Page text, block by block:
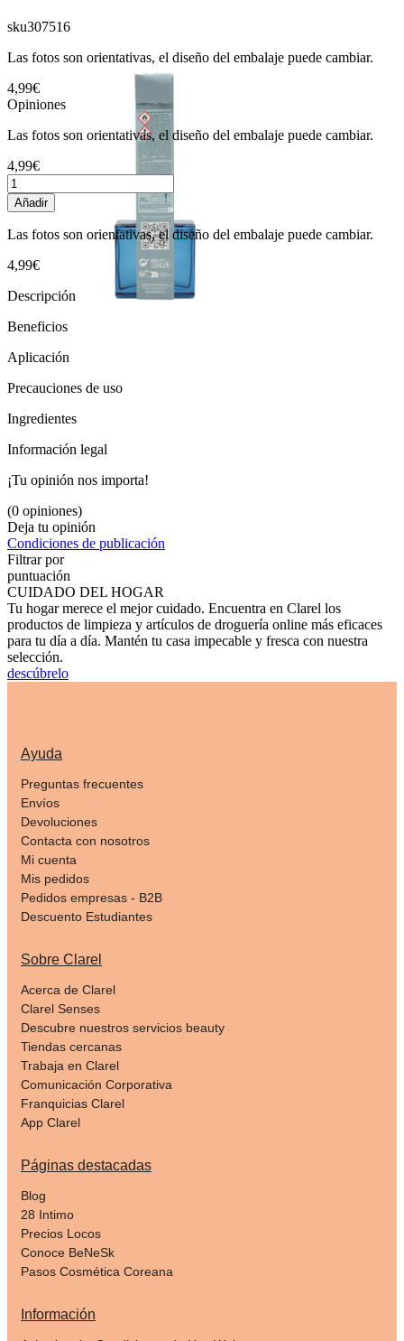
sku307516
Las fotos son orientativas, el diseño del embalaje puede cambiar.
4,99€
Opiniones
Las fotos son orientativas, el diseño del embalaje puede cambiar.
4,99€
Añadir
Las fotos son orientativas, el diseño del embalaje puede cambiar.
4,99€
Descripción
Beneficios
Aplicación
Precauciones de uso
Ingredientes
Información legal
¡Tu opinión nos importa!
(0 opiniones)
Deja tu opinión
Condiciones de publicación
Filtrar por
puntuación
CUIDADO DEL HOGAR
Tu hogar merece el mejor cuidado. Encuentra en Clarel los
productos de limpieza y artículos de droguería online más eficaces
para tu día a día. Mantén tu casa impecable y fresca con nuestra
selección.
descúbrelo
Ayuda
Preguntas frecuentes
Envíos
Devoluciones
Contacta con nosotros
Mi cuenta
Mis pedidos
Pedidos empresas - B2B
Descuento Estudiantes
Sobre Clarel
Acerca de Clarel
Clarel Senses
Descubre nuestros servicios beauty
Tiendas cercanas
Trabaja en Clarel
Comunicación Corporativa
Franquicias Clarel
App Clarel
Páginas destacadas
Blog
28 Intimo
Precios Locos
Conoce BeNeSk
Pasos Cosmética Coreana
Información